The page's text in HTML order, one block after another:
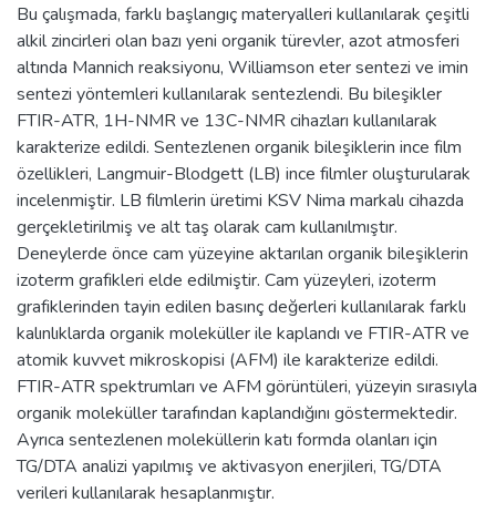
Bu çalışmada, farklı başlangıç materyalleri kullanılarak çeşitli
alkil zincirleri olan bazı yeni organik türevler, azot atmosferi
altında Mannich reaksiyonu, Williamson eter sentezi ve imin
sentezi yöntemleri kullanılarak sentezlendi. Bu bileşikler
FTIR-ATR, 1H-NMR ve 13C-NMR cihazları kullanılarak
karakterize edildi. Sentezlenen organik bileşiklerin ince film
özellikleri, Langmuir-Blodgett (LB) ince filmler oluşturularak
incelenmiştir. LB filmlerin üretimi KSV Nima markalı cihazda
gerçekletirilmiş ve alt taş olarak cam kullanılmıştır.
Deneylerde önce cam yüzeyine aktarılan organik bileşiklerin
izoterm grafikleri elde edilmiştir. Cam yüzeyleri, izoterm
grafiklerinden tayin edilen basınç değerleri kullanılarak farklı
kalınlıklarda organik moleküller ile kaplandı ve FTIR-ATR ve
atomik kuvvet mikroskopisi (AFM) ile karakterize edildi.
FTIR-ATR spektrumları ve AFM görüntüleri, yüzeyin sırasıyla
organik moleküller tarafından kaplandığını göstermektedir.
Ayrıca sentezlenen moleküllerin katı formda olanları için
TG/DTA analizi yapılmış ve aktivasyon enerjileri, TG/DTA
verileri kullanılarak hesaplanmıştır.